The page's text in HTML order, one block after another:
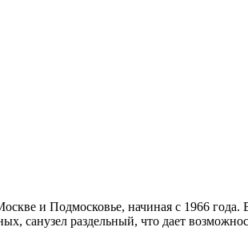
и Подмосковье, начиная с 1966
санузел раздельный, что дает